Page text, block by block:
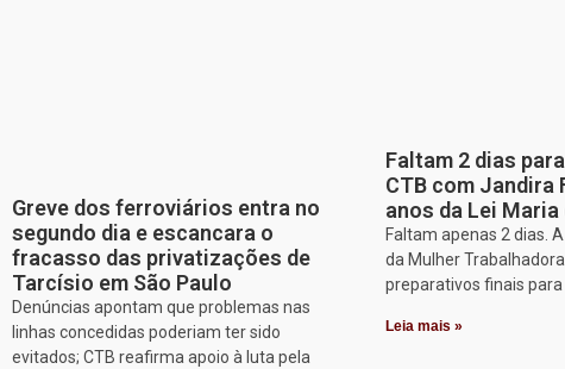
Greve dos ferroviários entra no
segundo dia e escancara o
fracasso das privatizações de
Tarcísio em São Paulo
Denúncias apontam que problemas nas
linhas concedidas poderiam ter sido
evitados; CTB reafirma apoio à luta pela
Faltam 2 dias
CTB com Jandira
anos da Lei Maria
Faltam apenas 2 dias.
da Mulher
preparativos finais para
Leia mais »